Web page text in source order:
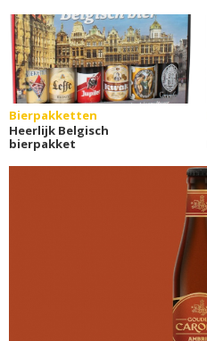
Bierpakketten
Heerlijk Belgisch
bierpakket